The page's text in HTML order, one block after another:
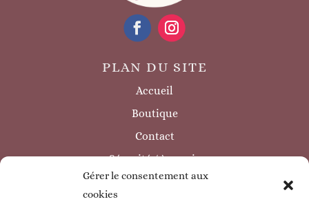
Gérer le consentement aux
cookies
PLAN DU SITE
Accueil
Boutique
Contact
Sécurité / à savoir
INFORMATIONS LÉGALES
Mentions légales